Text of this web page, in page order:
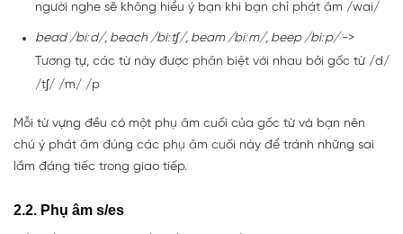
người nghe sẽ không hiểu ý bạn khi bạn chỉ phát âm /wai/
bead /biːd/, beach /biːtʃ/, beam /biːm/, beep /biːp/ ->
Tương tự, các từ này được phân biệt với nhau bởi gốc từ /d/
/tʃ/ /m/ /p
Mỗi từ vựng đều có một phụ âm cuối của gốc từ và bạn nên
chú ý phát âm đúng các phụ âm cuối này để tránh những sai
lầm đáng tiếc trong giao tiếp.
2.2. Phụ âm s/es